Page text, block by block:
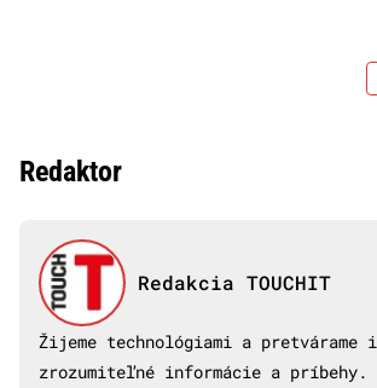
Redaktor
Redakcia TOUCHIT
Žijeme technológiami a pretvárame
zrozumiteľné informácie a príbehy.